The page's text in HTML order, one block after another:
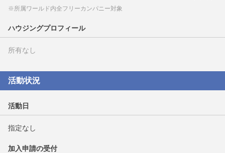
※所属ワールド内全フリーカンパニー対象
ハウジングプロフィール
所有なし
活動状況
活動日
指定なし
加入申請の受付